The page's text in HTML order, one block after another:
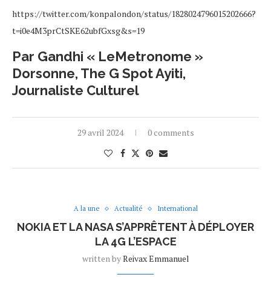
https://twitter.com/konpalondon/status/1828024796015202666?
t=i0e4M3prCtSKE62ubfGxsg&s=19
Par Gandhi « LeMetronome »
Dorsonne, The G Spot Ayiti,
Journaliste Culturel
29 avril 2024 0 comments
A la une Actualité International
NOKIA ET LA NASA S’APPRÊTENT À DÉPLOYER
LA 4G L’ESPACE
written byReivax Emmanuel